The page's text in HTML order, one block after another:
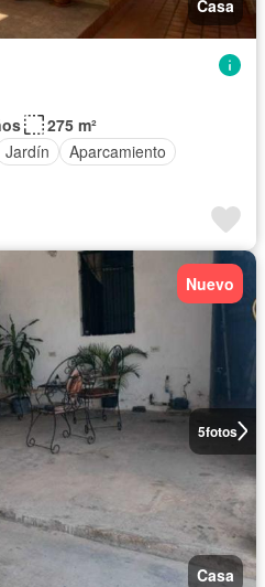
Casa
275 m²
Jardín
Aparcamiento
5fotos
Nuevo
Casa